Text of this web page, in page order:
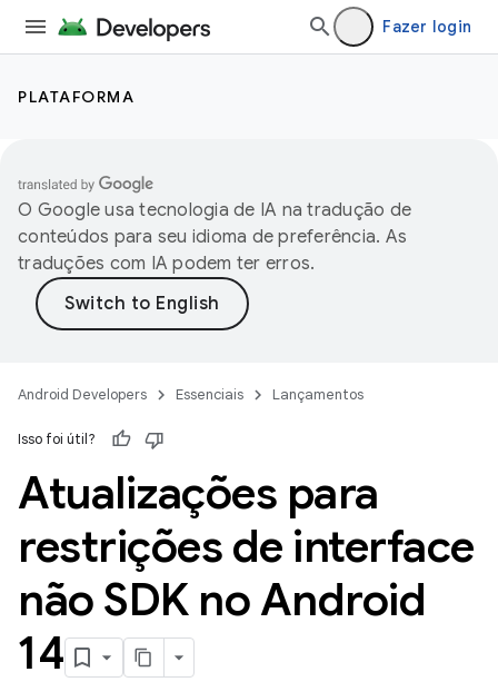
Fazer login
PLATAFORMA
O Google usa tecnologia de IA na tradução de
conteúdos para seu idioma de preferência. As
traduções com IA podem ter erros.
Android Developers Essenciais Lançamentos
Isso foi útil?
Atualizações para
restrições de interface
não SDK no Android
14